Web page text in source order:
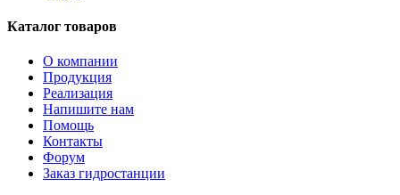
Каталог товаров
О компании
Продукция
Реализация
Напишите нам
Помощь
Контакты
Форум
Заказ гидростанции